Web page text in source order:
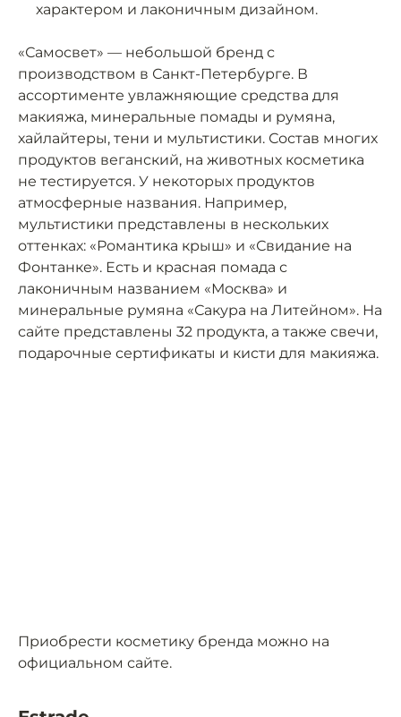
характером и лаконичным дизайном.
«Самосвет» — небольшой бренд с
производством в Санкт-Петербурге. В
ассортименте увлажняющие средства для
макияжа, минеральные помады и румяна,
хайлайтеры, тени и мультистики. Состав многих
продуктов веганский, на животных косметика
не тестируется. У некоторых продуктов
атмосферные названия. Например,
мультистики представлены в нескольких
оттенках: «Романтика крыш» и «Свидание на
Фонтанке». Есть и красная помада с
лаконичным названием «Москва» и
минеральные румяна «Сакура на Литейном». На
сайте представлены 32 продукта, а также свечи,
подарочные сертификаты и кисти для макияжа.
Приобрести косметику бренда можно на
официальном сайте.